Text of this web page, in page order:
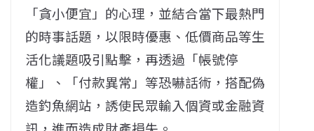
「貪小便宜」的心理，並結合當下最熱門
的時事話題，以限時優惠、低價商品等生
活化議題吸引點擊，再透過「帳號停
權」、「付款異常」等恐嚇話術，搭配偽
造釣魚網站，誘使民眾輸入個資或金融資